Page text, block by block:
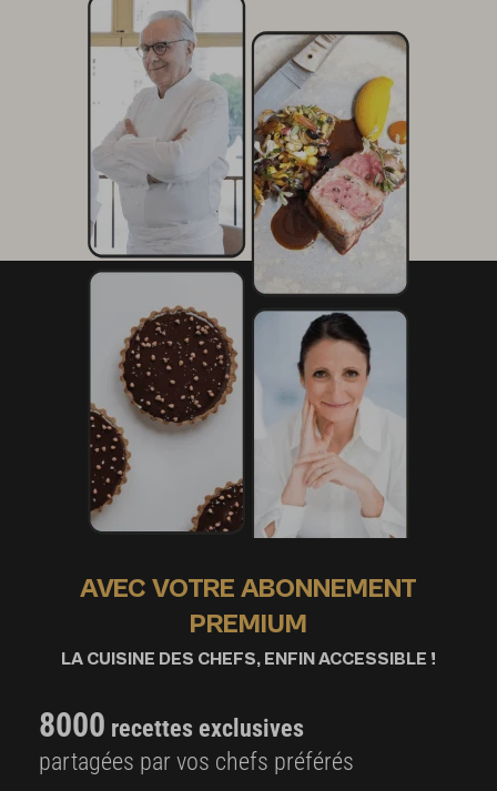
AVEC VOTRE ABONNEMENT
PREMIUM
LA CUISINE DES CHEFS, ENFIN ACCESSIBLE !
8000 recettes exclusives
partagées par vos chefs préférés